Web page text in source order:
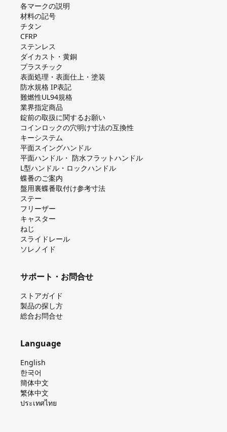
各マークの説明
材料の記号
チタン
CFRP
ステンレス
ダイカスト・⻩銅
プラスチック
表面処理・表面仕上・塗装
防⽔規格 IP表記
難燃性UL94規格
業界指定商品
錠前の取扱に関するお願い
コインロックの⽳明け⼨法の互換性
キーシステム
平⾯スイングハンドル
平⾯ハンドル・ 防⽔フラットハンドル
L型ハンドル・ロックハンドル
蝶番のご案内
盤⽤裏蝶番取付け参考⼨法
ステー
フリーザー
キャスター
ねじ
スライドレール
ソレノイド
サポート・お問合せ
ストアガイド
製品の探し⽅
総合お問合せ
Language
English
한국어
簡体中文
繁体中文
ประเทศไทย